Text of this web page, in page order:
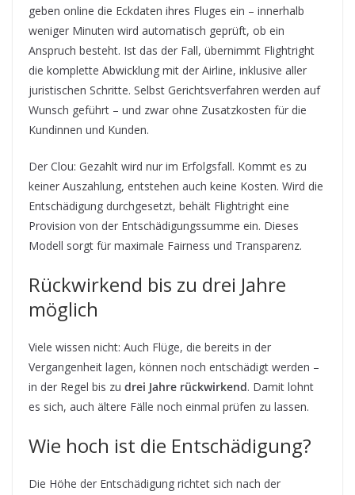
geben online die Eckdaten ihres Fluges ein – innerhalb
weniger Minuten wird automatisch geprüft, ob ein
Anspruch besteht. Ist das der Fall, übernimmt Flightright
die komplette Abwicklung mit der Airline, inklusive aller
juristischen Schritte. Selbst Gerichtsverfahren werden auf
Wunsch geführt – und zwar ohne Zusatzkosten für die
Kundinnen und Kunden.
Der Clou: Gezahlt wird nur im Erfolgsfall. Kommt es zu
keiner Auszahlung, entstehen auch keine Kosten. Wird die
Entschädigung durchgesetzt, behält Flightright eine
Provision von der Entschädigungssumme ein. Dieses
Modell sorgt für maximale Fairness und Transparenz.
Rückwirkend bis zu drei Jahre
möglich
Viele wissen nicht: Auch Flüge, die bereits in der
Vergangenheit lagen, können noch entschädigt werden –
in der Regel bis zu drei Jahre rückwirkend. Damit lohnt
es sich, auch ältere Fälle noch einmal prüfen zu lassen.
Wie hoch ist die Entschädigung?
Die Höhe der Entschädigung richtet sich nach der